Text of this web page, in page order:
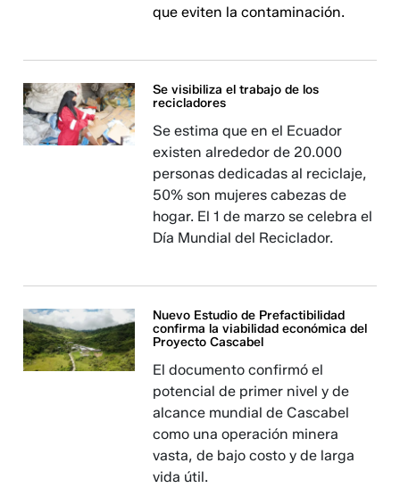
que eviten la contaminación.
Se visibiliza el trabajo de los
recicladores
Se estima que en el Ecuador
existen alrededor de 20.000
personas dedicadas al reciclaje,
50% son mujeres cabezas de
hogar. El 1 de marzo se celebra el
Día Mundial del Reciclador.
Nuevo Estudio de Prefactibilidad
confirma la viabilidad económica del
Proyecto Cascabel
El documento confirmó el
potencial de primer nivel y de
alcance mundial de Cascabel
como una operación minera
vasta, de bajo costo y de larga
vida útil.